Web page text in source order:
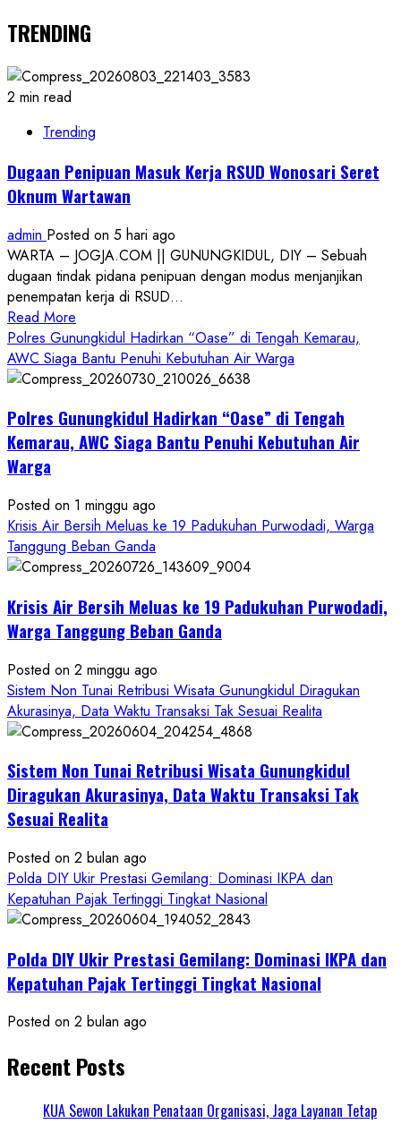
TRENDING
2 min read
Trending
Dugaan Penipuan Masuk Kerja RSUD Wonosari Seret
Oknum Wartawan
admin Posted on 5 hari ago
WARTA – JOGJA.COM || GUNUNGKIDUL, DIY – Sebuah
dugaan tindak pidana penipuan dengan modus menjanjikan
penempatan kerja di RSUD...
Read More
more
about
Dugaan
Masuk
Kerja
Seret
Oknum
Wartawan
Polres Gunungkidul Hadirkan “Oase” di Tengah Kemarau,
AWC Siaga Bantu Penuhi Kebutuhan Air Warga
Polres Gunungkidul Hadirkan “Oase” di Tengah
Kemarau, AWC Siaga Bantu Penuhi Kebutuhan Air
Warga
Posted on 1 minggu ago
Krisis Air Bersih Meluas ke 19 Padukuhan Purwodadi, Warga
Tanggung Beban Ganda
Krisis Air Bersih Meluas ke 19 Padukuhan Purwodadi,
Warga Tanggung Beban Ganda
Posted on 2 minggu ago
Sistem Non Tunai Retribusi Wisata Gunungkidul Diragukan
Akurasinya, Data Waktu Transaksi Tak Sesuai Realita
Sistem Non Tunai Retribusi Wisata Gunungkidul
Diragukan Akurasinya, Data Waktu Transaksi Tak
Sesuai Realita
Posted on 2 bulan ago
Polda DIY Ukir Prestasi Gemilang: Dominasi IKPA dan
Kepatuhan Pajak Tertinggi Tingkat Nasional
Polda DIY Ukir Prestasi Gemilang: Dominasi IKPA dan
Kepatuhan Pajak Tertinggi Tingkat Nasional
Posted on 2 bulan ago
Recent Posts
KUA Sewon Lakukan Penataan Organisasi, Jaga Layanan Tetap